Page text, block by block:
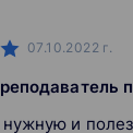
07.10.2022 г.